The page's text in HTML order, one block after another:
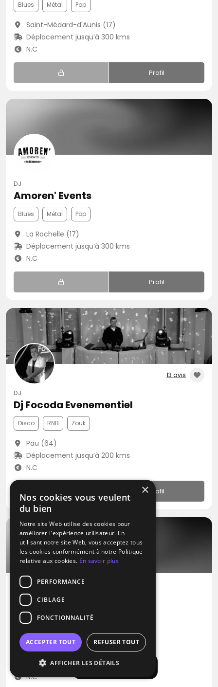
Afficher la carte
Blues Métal Pop
Saint-Médard-d'Aunis (17)
Déplacement jusqu’à 300 kms
N.C
Profil
DJ
Amoren' Events
Blues Métal Pop
La Rochelle (17)
Déplacement jusqu’à 300 kms
N.C
Profil
13 avis
DJ
Dj Focoda Evenementiel
Disco RNB Zouk
Pau (64)
Déplacement jusqu’à 200 kms
N.C
Profil
DJ
Enjoy Night
RNB Musique Africaine Zouk
Collonges-la-Rouge (19)
Déplacement jusqu’à 300 kms
N.C
×
Nos cookies vous veulent
du bien
Notre site Web utilise des cookies pour
améliorer l'expérience utilisateur. En
utilisant notre site Web, vous acceptez tous
les cookies conformément à notre Politique
relative aux cookies. En savoir plus
PERFORMANCE
CIBLAGE
FONCTIONNALITÉ
ACCEPTER TOUT REFUSER TOUT
AFFICHER LES DÉTAILS